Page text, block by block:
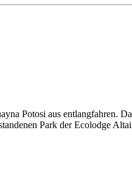
Potosi aus entlangfahren.
Park der Ecolodge